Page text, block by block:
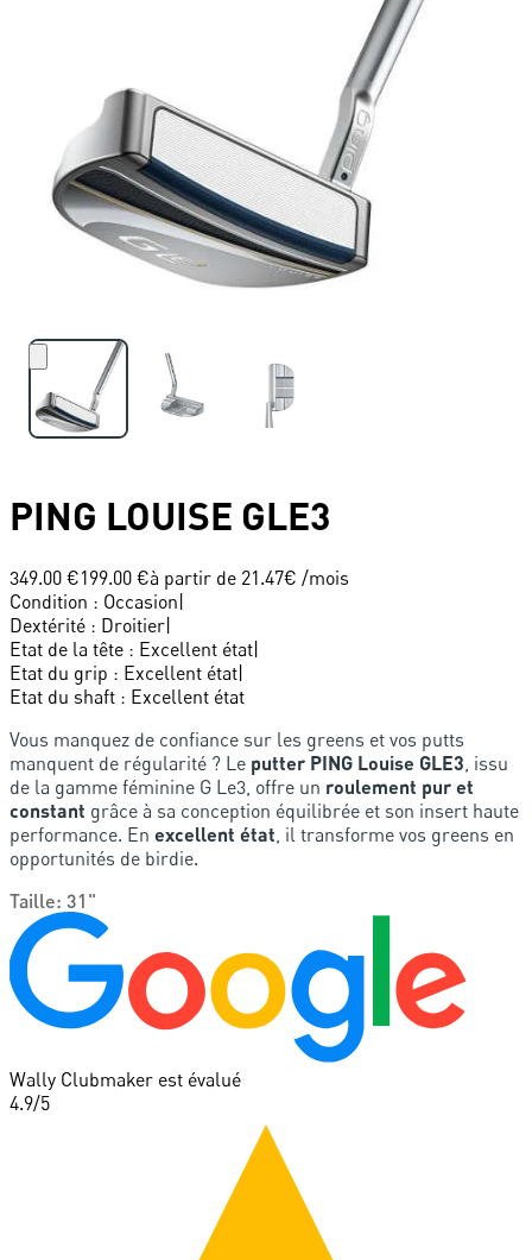
PING LOUISE GLE3
349.00 €199.00 €à partir de 21.47€ /mois
Condition : Occasion|
Dextérité : Droitier|
Etat de la tête : Excellent état|
Etat du grip : Excellent état|
Etat du shaft : Excellent état
Vous manquez de confiance sur les greens et vos putts
manquent de régularité ? Le putter PING Louise GLE3 , issu
de la gamme féminine G Le3, offre un roulement pur et
constant grâce à sa conception équilibrée et son insert haute
performance. En excellent état , il transforme vos greens en
opportunités de birdie.
Taille: 31"
Wally Clubmaker est évalué
4.9/5